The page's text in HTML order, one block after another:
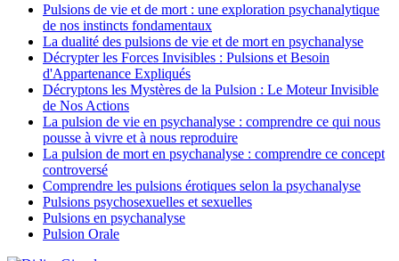
Pulsions de vie et de mort : une exploration psychanalytique
de nos instincts fondamentaux
La dualité des pulsions de vie et de mort en psychanalyse
Décrypter les Forces Invisibles : Pulsions et Besoin
d'Appartenance Expliqués
Décryptons les Mystères de la Pulsion : Le Moteur Invisible
de Nos Actions
La pulsion de vie en psychanalyse : comprendre ce qui nous
pousse à vivre et à nous reproduire
La pulsion de mort en psychanalyse : comprendre ce concept
controversé
Comprendre les pulsions érotiques selon la psychanalyse
Pulsions psychosexuelles et sexuelles
Pulsions en psychanalyse
Pulsion Orale